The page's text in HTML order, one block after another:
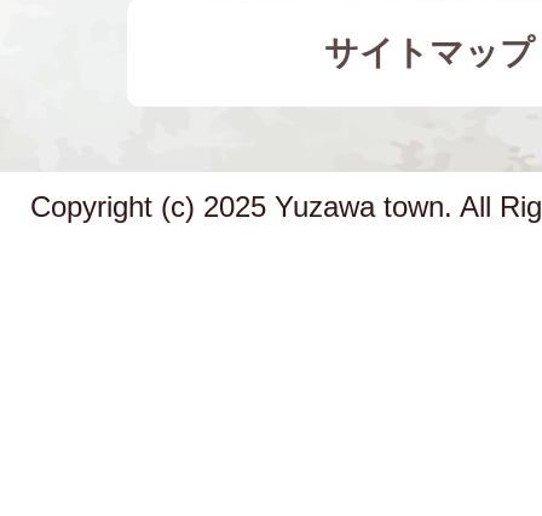
サイトマップ
Copyright (c) 2025 Yuzawa town. All